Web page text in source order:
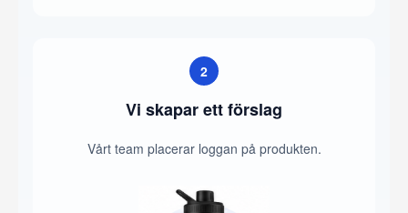
2
Vi skapar ett förslag
Vårt team placerar loggan på produkten.